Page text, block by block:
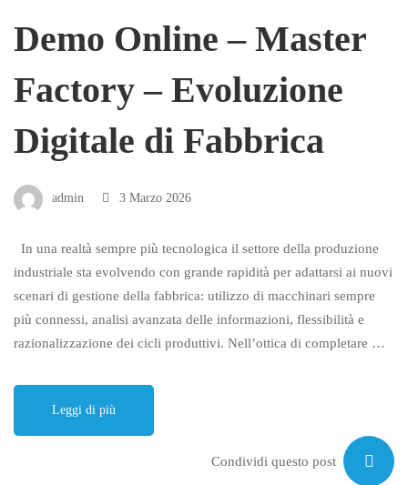
Demo Online – Master
Factory – Evoluzione
Digitale di Fabbrica
admin 3 Marzo 2026
In una realtà sempre più tecnologica il settore della produzione
industriale sta evolvendo con grande rapidità per adattarsi ai nuovi
scenari di gestione della fabbrica: utilizzo di macchinari sempre
più connessi, analisi avanzata delle informazioni, flessibilità e
razionalizzazione dei cicli produttivi. Nell’ottica di completare …
Leggi di più
Condividi questo post